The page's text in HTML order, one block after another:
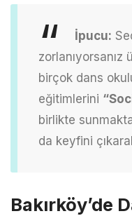
İpucu:
zorlanıyorsanız
birçok dans
eğitimlerini
birlikte
da keyfini
Bakırköy’de